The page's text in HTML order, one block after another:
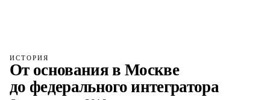
ИСТОРИЯ
От основания в Москве
до федерального интегратора